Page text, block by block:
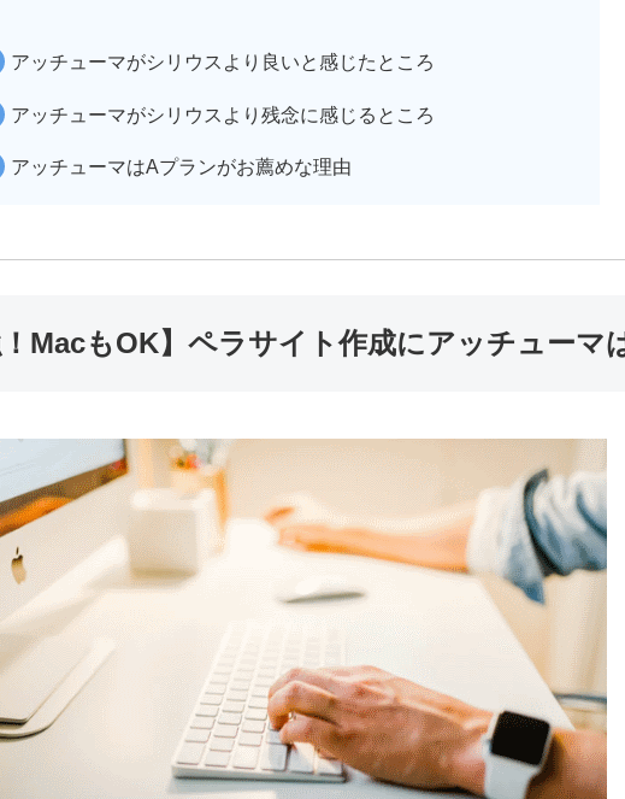
アッチューマがシリウスより良いと感じたところ
アッチューマがシリウスより残念に感じるところ
アッチューマはAプランがお薦めな理由
！MacもOK】ペラサイト作成にアッチューマ